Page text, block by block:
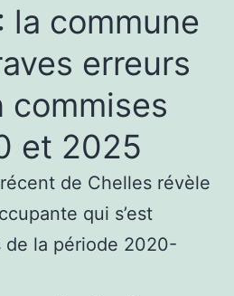
la commune
erreurs
commises
et 2025
de Chelles révèle
qui s’est
de la période 2020-